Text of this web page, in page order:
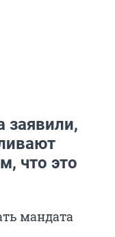
заявили,
что это
мандата